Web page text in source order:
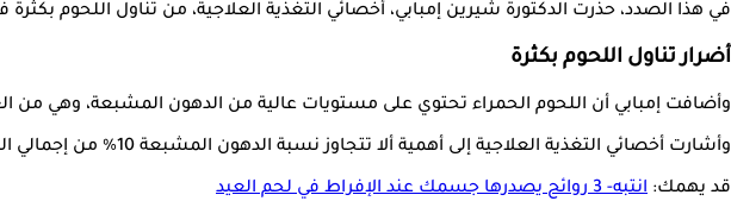
في هذا الصدد، حذرت الدكتورة شيرين إمبابي، أخصائي التغذية العلاجية، من تناول اللحوم
أضرار تناول اللحوم بكثرة
وأضافت إمبابي أن اللحوم الحمراء تحتوي على مستويات عالية من الدهون المشبعة، وهي من
وأشارت أخصائي التغذية العلاجية إلى أهمية ألا تتجاوز نسبة الدهون المشبعة 10% من إجمالي السعرات الحرارية المستهلكة في اليوم.
قد يهمك: انتبه- 3 روائح يصدرها جسمك عند الإفراط في لحم العيد